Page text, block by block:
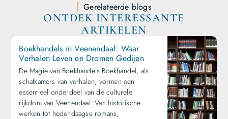
Gerelateerde blogs
ONTDEK INTERESSANTE
ARTIKELEN
Boekhandels in Veenendaal: Waar
Verhalen Leven en Dromen Gedijen
De Magie van Boekhandels Boekhandel, als
schatkamers van verhalen, vormen een
essentieel onderdeel van de culturele
rijkdom van Veenendaal. Van historische
werken tot hedendaagse romans,